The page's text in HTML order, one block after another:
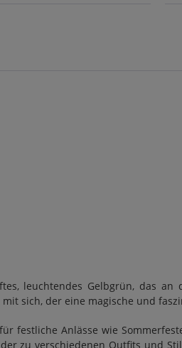
leuchtendes Gelbgrün, das
sich, der eine magische und
festliche Anlässe wie
zu verschiedenen Outfits und